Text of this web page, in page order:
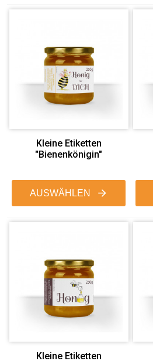
Kleine Etiketten
"Bienenkönigin"
AUSWÄHLEN
Kleine Etiketten